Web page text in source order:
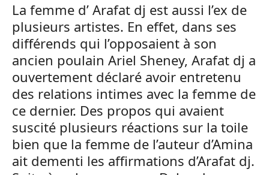
La femme d’ Arafat dj est aussi l’ex de
plusieurs artistes. En effet, dans ses
différends qui l’opposaient à son
ancien poulain Ariel Sheney, Arafat dj a
ouvertement déclaré avoir entretenu
des relations intimes avec la femme de
ce dernier. Des propos qui avaient
suscité plusieurs réactions sur la toile
bien que la femme de l’auteur d’Amina
ait dementi les affirmations d’Arafat dj.